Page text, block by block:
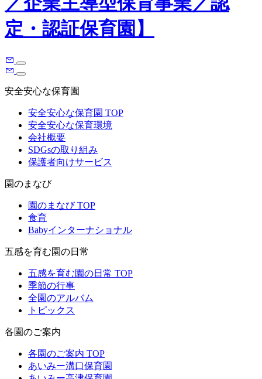
安全安心な保育園
安全安心な保育園 TOP
安全安心な保育環境
会社概要
SDGsの取り組み
保護者向けサービス
園のまなび
園のまなび TOP
食育
Babyインターナショナル
五感を育む園の日常
五感を育む園の日常 TOP
季節の行事
全園のアルバム
トピックス
各園のご案内
各園のご案内 TOP
あいみー溝口保育園